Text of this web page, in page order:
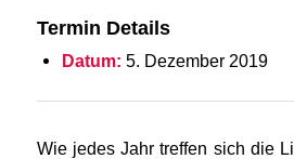
Termin Details
Datum: 5. Dezember 2019
Wie jedes Jahr treffen sich die